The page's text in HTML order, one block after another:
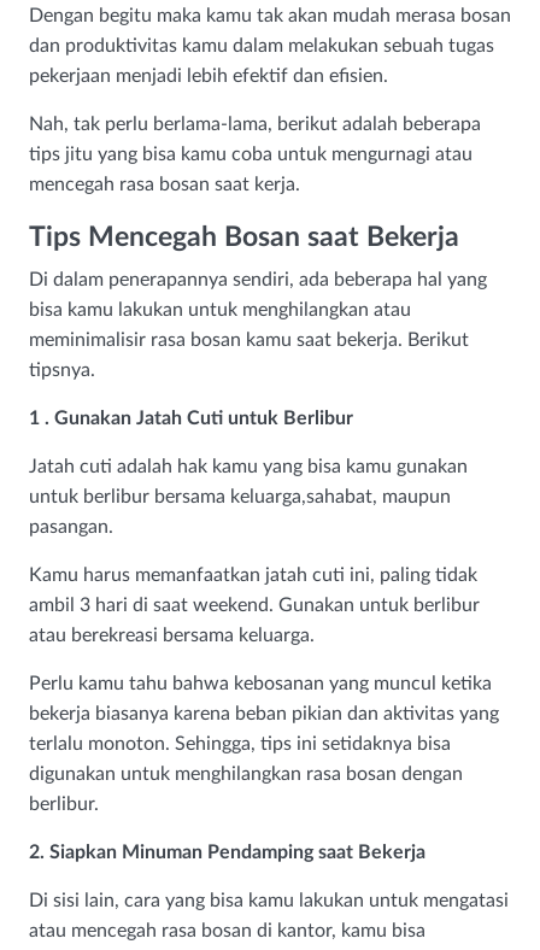
Dengan begitu maka kamu tak akan mudah merasa bosan
dan produktivitas kamu dalam melakukan sebuah tugas
pekerjaan menjadi lebih efektif dan efisien.
Nah, tak perlu berlama-lama, berikut adalah beberapa
tips jitu yang bisa kamu coba untuk mengurnagi atau
mencegah rasa bosan saat kerja.
Tips Mencegah Bosan saat Bekerja
Di dalam penerapannya sendiri, ada beberapa hal yang
bisa kamu lakukan untuk menghilangkan atau
meminimalisir rasa bosan kamu saat bekerja. Berikut
tipsnya.
1 . Gunakan Jatah Cuti untuk Berlibur
Jatah cuti adalah hak kamu yang bisa kamu gunakan
untuk berlibur bersama keluarga,sahabat, maupun
pasangan.
Kamu harus memanfaatkan jatah cuti ini, paling tidak
ambil 3 hari di saat weekend. Gunakan untuk berlibur
atau berekreasi bersama keluarga.
Perlu kamu tahu bahwa kebosanan yang muncul ketika
bekerja biasanya karena beban pikian dan aktivitas yang
terlalu monoton. Sehingga, tips ini setidaknya bisa
digunakan untuk menghilangkan rasa bosan dengan
berlibur.
2. Siapkan Minuman Pendamping saat Bekerja
Di sisi lain, cara yang bisa kamu lakukan untuk mengatasi
atau mencegah rasa bosan di kantor, kamu bisa